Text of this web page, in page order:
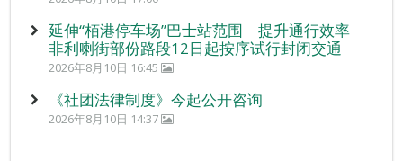
延伸“栢港停车场”巴士站范围 提升通行效率
非利喇街部份路段12日起按序试行封闭交通
2026年8月10日 16:45
《社团法律制度》今起公开咨询
2026年8月10日 14:37